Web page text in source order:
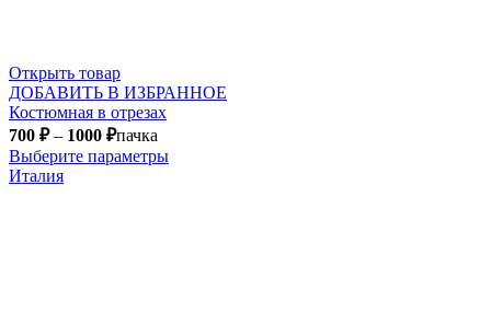
Открыть товар
ДОБАВИТЬ В ИЗБРАННОЕ
Костюмная в отрезах
700 ₽– 1000 ₽пачка
Выберите параметры
Италия